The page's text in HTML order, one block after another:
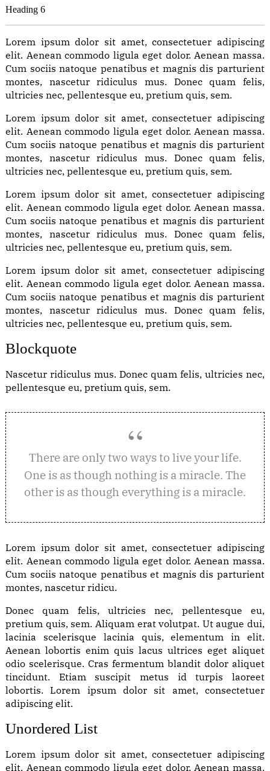
ADVERTISE
Heading 6
Lorem ipsum dolor sit amet, consectetuer adipiscing
elit. Aenean commodo ligula eget dolor. Aenean massa.
Cum sociis natoque penatibus et magnis dis parturient
montes, nascetur ridiculus mus. Donec quam felis,
ultricies nec, pellentesque eu, pretium quis, sem.
Lorem ipsum dolor sit amet, consectetuer adipiscing
elit. Aenean commodo ligula eget dolor. Aenean massa.
Cum sociis natoque penatibus et magnis dis parturient
montes, nascetur ridiculus mus. Donec quam felis,
ultricies nec, pellentesque eu, pretium quis, sem.
Lorem ipsum dolor sit amet, consectetuer adipiscing
elit. Aenean commodo ligula eget dolor. Aenean massa.
Cum sociis natoque penatibus et magnis dis parturient
montes, nascetur ridiculus mus. Donec quam felis,
ultricies nec, pellentesque eu, pretium quis, sem.
Lorem ipsum dolor sit amet, consectetuer adipiscing
elit. Aenean commodo ligula eget dolor. Aenean massa.
Cum sociis natoque penatibus et magnis dis parturient
montes, nascetur ridiculus mus. Donec quam felis,
ultricies nec, pellentesque eu, pretium quis, sem.
Blockquote
Nascetur ridiculus mus. Donec quam felis, ultricies nec,
pellentesque eu, pretium quis, sem.
There are only two ways to live your life.
One is as though nothing is a miracle. The
other is as though everything is a miracle.
Lorem ipsum dolor sit amet, consectetuer adipiscing
elit. Aenean commodo ligula eget dolor. Aenean massa.
Cum sociis natoque penatibus et magnis dis parturient
montes, nascetur ridicu.
Donec quam felis, ultricies nec, pellentesque eu,
pretium quis, sem. Aliquam erat volutpat. Ut augue dui,
lacinia scelerisque lacinia quis, elementum in elit.
Aenean lobortis enim quis lacus ultrices eget aliquet
odio scelerisque. Cras fermentum blandit dolor aliquet
tincidunt. Etiam suscipit metus id turpis laoreet
lobortis. Lorem ipsum dolor sit amet, consectetuer
adipiscing elit.
Unordered List
Lorem ipsum dolor sit amet, consectetuer adipiscing
elit. Aenean commodo ligula eget dolor. Aenean massa.